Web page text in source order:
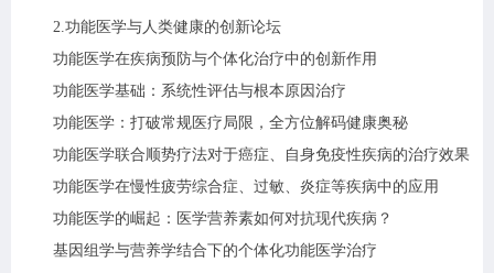
2.功能医学与人类健康的创新论坛
功能医学在疾病预防与个体化治疗中的创新作用
功能医学基础：系统性评估与根本原因治疗
功能医学：打破常规医疗局限，全方位解码健康奥秘
功能医学联合顺势疗法对于癌症、自身免疫性疾病的治疗效果
功能医学在慢性疲劳综合症、过敏、炎症等疾病中的应用
功能医学的崛起：医学营养素如何对抗现代疾病？
基因组学与营养学结合下的个体化功能医学治疗